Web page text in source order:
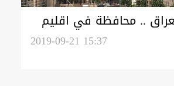
.. محافظة في اقليم
محطة وقود متنقلة
2019-09-21 15:37